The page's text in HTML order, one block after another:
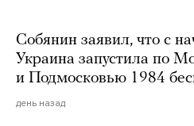
Собянин заявил, что с
Украина запустила по
и Подмосковью 1984
день назад